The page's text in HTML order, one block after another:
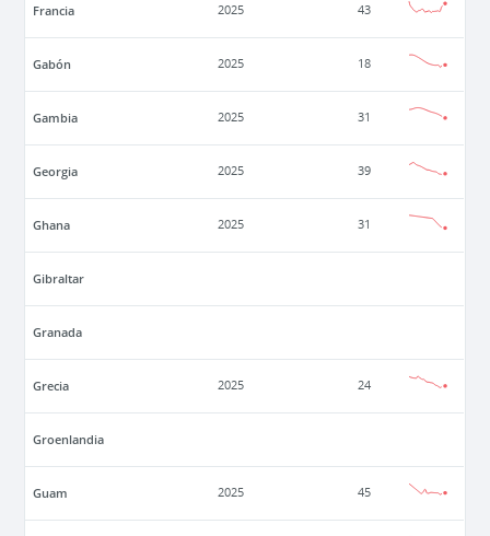
Francia 2025 43
Gabón 2025 18
Gambia 2025 31
Georgia 2025 39
Ghana 2025 31
Gibraltar
Granada
Grecia 2025 24
Groenlandia
Guam 2025 45